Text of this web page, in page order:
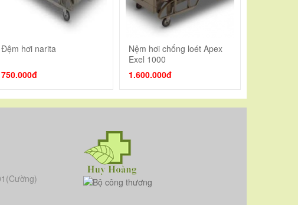
Thêm vào giỏ
Đệm hơi narita
750.000đ
Thêm vào giỏ
Nệm hơi chống loét Apex
Exel 1000
1.600.000đ